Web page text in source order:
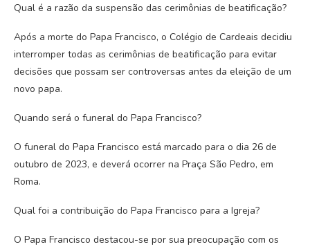
Qual é a razão da suspensão das cerimônias de beatificação?
Após a morte do Papa Francisco, o Colégio de Cardeais decidiu
interromper todas as cerimônias de beatificação para evitar
decisões que possam ser controversas antes da eleição de um
novo papa.
Quando será o funeral do Papa Francisco?
O funeral do Papa Francisco está marcado para o dia 26 de
outubro de 2023, e deverá ocorrer na Praça São Pedro, em
Roma.
Qual foi a contribuição do Papa Francisco para a Igreja?
O Papa Francisco destacou-se por sua preocupação com os